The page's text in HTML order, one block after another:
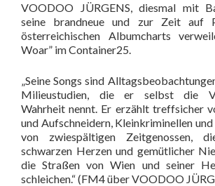
VOODOO JÜRGENS, diesmal mit
seine brandneue und zur Zeit auf
österreichischen Albumcharts
Woar” im Container25.
„Seine Songs sind
Milieustudien, die er selbst die
Wahrheit nennt. Er erzählt treffsicher
und Aufschneidern, Kleinkriminellen
von zwiespältigen Zeitgenossen,
schwarzen Herzen und gemütlicher
die Straßen von Wien und seiner
schleichen.“ (FM4 über VOODOO